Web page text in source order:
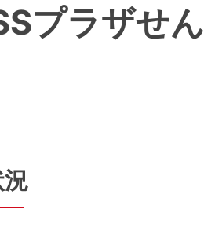
プラザせん